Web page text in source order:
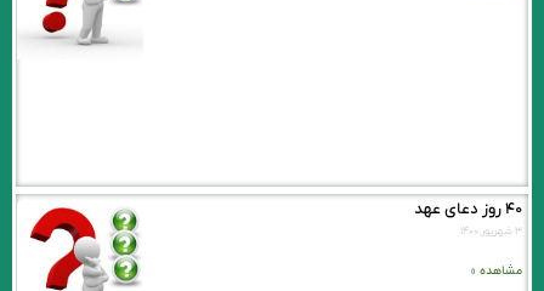
۴۰ روز دعای عهد
۳ شهریور ۱۴۰۰
مشاهده »